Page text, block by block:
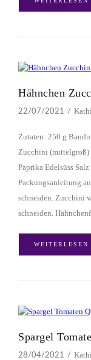
Hähnchen
22/07/2021
Zutaten: 250 g
Zucchini (mittelgroß)
Paprika Edelsüss
Packungsanleitung
schneiden. Zucchini
schneiden.
WEITERLESEN
Spargel
28/04/2021